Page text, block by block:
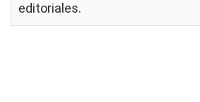
editoriales.